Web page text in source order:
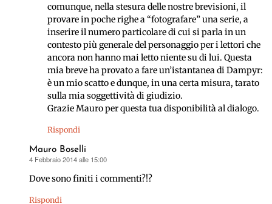
comunque, nella stesura delle nostre brevisioni, il
provare in poche righe a “fotografare” una serie, a
inserire il numero particolare di cui si parla in un
contesto più generale del personaggio per i lettori che
ancora non hanno mai letto niente su di lui. Questa
mia breve ha provato a fare un’istantanea di Dampyr:
è un mio scatto e dunque, in una certa misura, tarato
sulla mia soggettività di giudizio.
Grazie Mauro per questa tua disponibilità al dialogo.
Rispondi
Mauro Boselli
ha
detto:
4 Febbraio 2014 alle 15:00
Dove sono finiti i commenti?!?
Rispondi